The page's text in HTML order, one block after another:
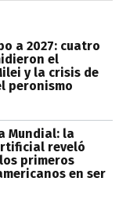
a 2027: cuatro
el
y la crisis de
peronismo
Mundial: la
reveló
primeros
en ser